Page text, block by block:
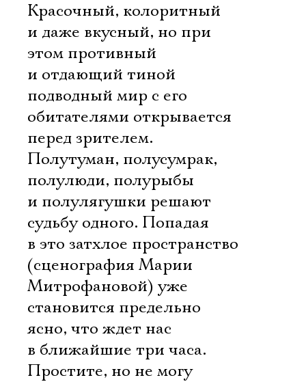
Красочный, колоритный
и даже вкусный, но при
этом противный
и отдающий тиной
подводный мир с его
обитателями открывается
перед зрителем.
Полутуман, полусумрак,
полулюди, полурыбы
и полулягушки решают
судьбу одного. Попадая
в это затхлое пространство
(сценография Марии
Митрофановой) уже
становится предельно
ясно, что ждет нас
в ближайшие три часа.
Простите, но не могу